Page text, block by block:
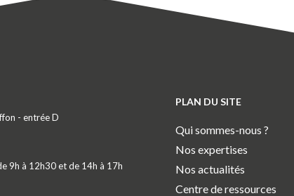
- entrée D
9h à 12h30 et de 14h à 17h
PLAN DU SITE
Qui sommes-nous ?
Nos expertises
Nos actualités
Centre de ressources